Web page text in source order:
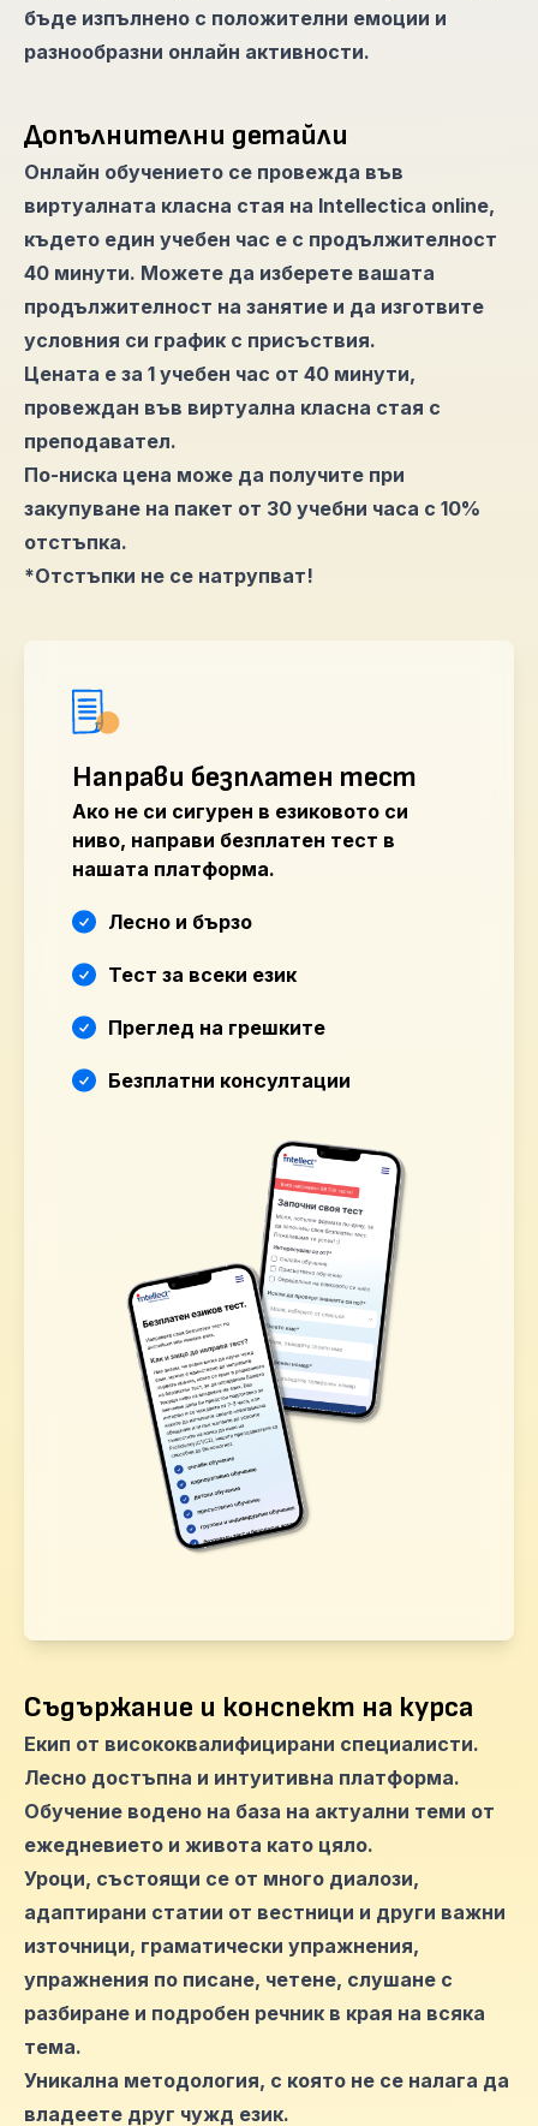
бъде изпълнено с положителни емоции и
разнообразни онлайн активности.
Допълнителни детайли
Онлайн обучението се провежда във
виртуалната класна стая на Intellectica online,
където един учебен час е с продължителност
40 минути. Можете да изберете вашата
продължителност на занятие и да изготвите
условния си график с присъствия.
Цената е за 1 учебен час от 40 минути,
провеждан във виртуална класна стая с
преподавател.
По-ниска цена може да получите при
закупуване на пакет от 30 учебни часа с 10%
отстъпка.
*Отстъпки не се натрупват!
Направи безплатен тест
Ако не си сигурен в езиковото си
ниво, направи безплатен тест в
нашата платформа.
Лесно и бързо
Тест за всеки език
Преглед на грешките
Безплатни консултации
Съдържание и конспект на курса
Екип от висококвалифицирани специалисти.
Лесно достъпна и интуитивна платформа.
Обучение водено на база на актуални теми от
ежедневието и живота като цяло.
Уроци, състоящи се от много диалози,
адаптирани статии от вестници и други важни
източници, граматически упражнения,
упражнения по писане, четене, слушане с
разбиране и подробен речник в края на всяка
тема.
Уникална методология, с която не се налага да
владеете друг чужд език.